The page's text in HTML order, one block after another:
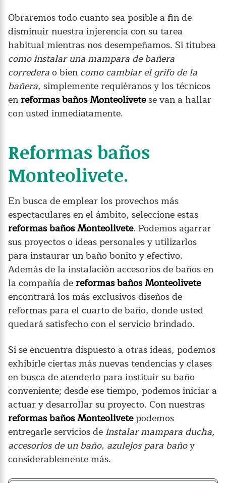
Obraremos todo cuanto sea posible a fin de
disminuir nuestra injerencia con su tarea
habitual mientras nos desempeñamos. Si titubea
como instalar una mampara de bañera
correderao bien como cambiar el grifo de la
bañera, simplemente requiéranos y los técnicos
enreformas baños Monteolivetese van a hallar
con usted inmediatamente.
Reformas baños
Monteolivete.
En busca de emplear los provechos más
espectaculares en el ámbito, seleccione estas
reformas baños Monteolivete. Podemos agarrar
sus proyectos o ideas personales y utilizarlos
para instaurar un baño bonito y efectivo.
Además de la instalación accesorios de baños en
la compañía dereformas baños Monteolivete
encontrará los más exclusivos diseños de
reformas para el cuarto de baño, donde usted
quedará satisfecho con el servicio brindado.
Si se encuentra dispuesto a otras ideas, podemos
exhibirle ciertas más nuevas tendencias y clases
en busca de atenderlo para instituir su baño
conveniente; desde ese tiempo, podemos iniciar a
actuar y desarrollar su proyecto. Con nuestras
reformas baños Monteolivetepodemos
entregarle servicios de instalar mampara ducha,
accesorios de un baño, azulejos para bañoy
considerablemente más.